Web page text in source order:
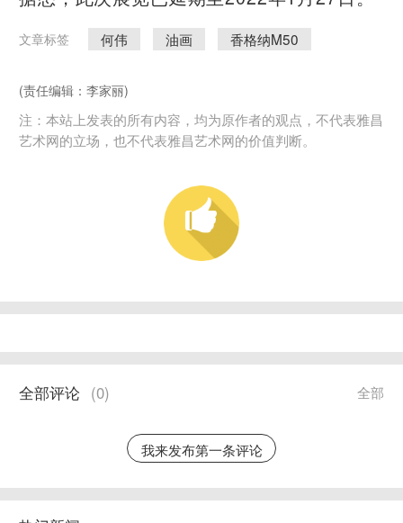
文章标签 何伟 油画 香格纳M50
(责任编辑：李家丽)
注：本站上发表的所有内容，均为原作者的观点，不代表雅昌
艺术网的立场，也不代表雅昌艺术网的价值判断。
全部
全部评论 (0)
我来发布第一条评论